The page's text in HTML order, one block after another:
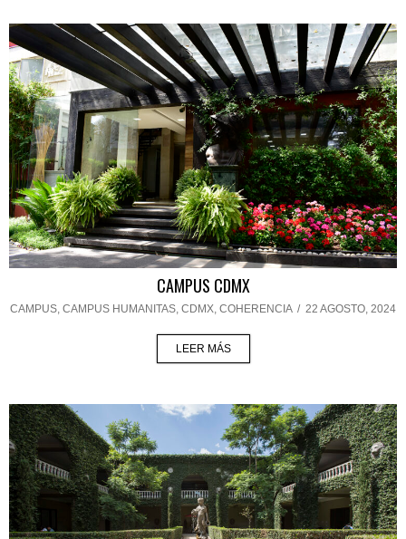
CAMPUS CDMX
CAMPUS, CAMPUS HUMANITAS, CDMX, COHERENCIA / 22 AGOSTO, 2024
LEER MÁS